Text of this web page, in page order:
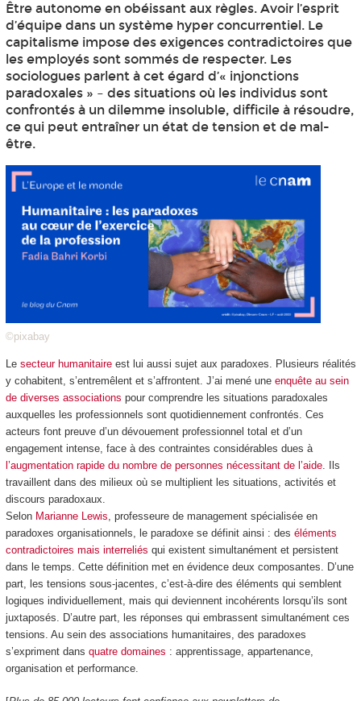
Être autonome en obéissant aux règles. Avoir l’esprit
d’équipe dans un système hyper concurrentiel. Le
capitalisme impose des exigences contradictoires que
les employés sont sommés de respecter. Les
sociologues parlent à cet égard d’« injonctions
paradoxales » – des situations où les individus sont
confrontés à un dilemme insoluble, difficile à résoudre,
ce qui peut entraîner un état de tension et de mal-
être.
©pixabay
Le secteur humanitaireest lui aussi sujet aux paradoxes. Plusieurs réalités
y cohabitent, s’entremêlent et s’affrontent. J’ai mené une enquête au sein
de diverses associations pour comprendre les situations paradoxales
auxquelles les professionnels sont quotidiennement confrontés. Ces
acteurs font preuve d’un dévouement professionnel total et d’un
engagement intense, face à des contraintes considérables dues à
l’augmentation rapide du nombre de personnes nécessitant de l’aide. Ils
travaillent dans des milieux où se multiplient les situations, activités et
discours paradoxaux.
Selon Marianne Lewis, professeure de management spécialisée en
paradoxes organisationnels, le paradoxe se définit ainsi : des éléments
contradictoires mais interreliés qui existent simultanément et persistent
dans le temps. Cette définition met en évidence deux composantes. D’une
part, les tensions sous-jacentes, c’est-à-dire des éléments qui semblent
logiques individuellement, mais qui deviennent incohérents lorsqu’ils sont
juxtaposés. D’autre part, les réponses qui embrassent simultanément ces
tensions. Au sein des associations humanitaires, des paradoxes
s’expriment dans quatre domaines : apprentissage, appartenance,
organisation et performance.